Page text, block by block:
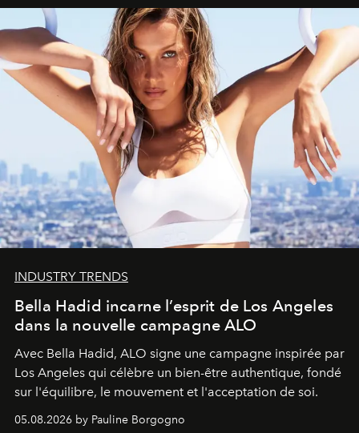
INDUSTRY TRENDS
Bella Hadid incarne l’esprit de Los Angeles
dans la nouvelle campagne ALO
Avec Bella Hadid, ALO signe une campagne inspirée par
Los Angeles qui célèbre un bien-être authentique, fondé
sur l'équilibre, le mouvement et l'acceptation de soi.
05.08.2026 by Pauline Borgogno